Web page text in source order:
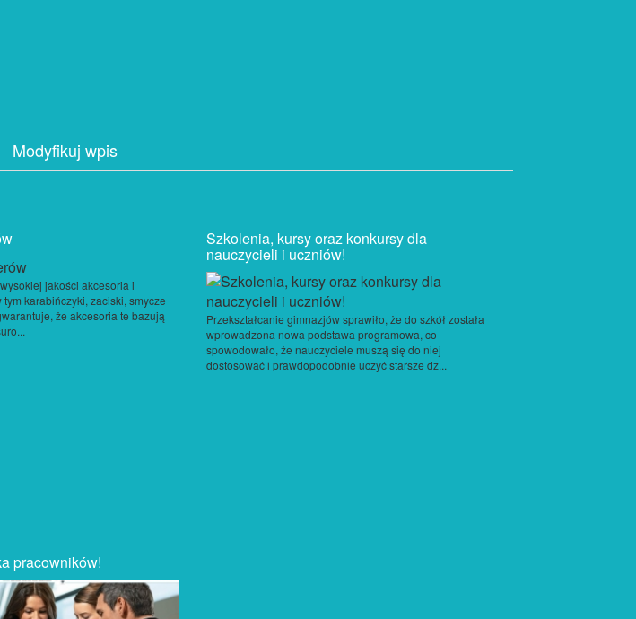
Modyfikuj wpis
jakości akcesoria i
tym karabińczyki, zaciski, smycze
że akcesoria te bazują
Szkolenia, kursy oraz konkursy dla
nauczycieli i uczniów!
Przekształcanie gimnazjów sprawiło, że do szkół została
wprowadzona nowa podstawa programowa, co
spowodowało, że nauczyciele muszą się do niej
dostosować i prawdopodobnie uczyć starsze dz...
pracowników!